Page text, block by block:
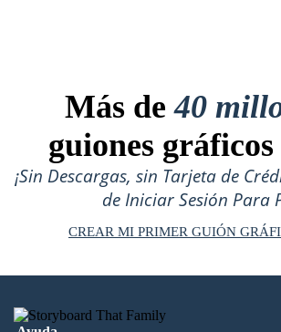
Más de40
guiones gráficos
¡Sin Descargas, sin Tarjeta de
de Iniciar Sesión Para
CREAR MI PRIMER GUIÓN